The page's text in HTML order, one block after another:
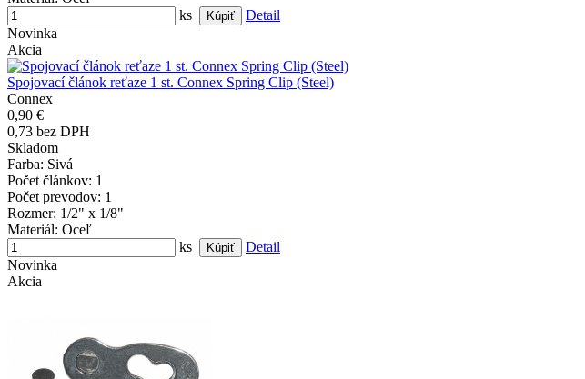
ks
Detail
Novinka
Akcia
Spojovací článok reťaze 1 st. Connex Spring Clip (Steel)
Connex
0,90 €
0,73 bez DPH
Skladom
Farba: Sivá
Počet článkov: 1
Počet prevodov: 1
Rozmer: 1/2" x 1/8"
Materiál: Oceľ
ks
Detail
Novinka
Akcia